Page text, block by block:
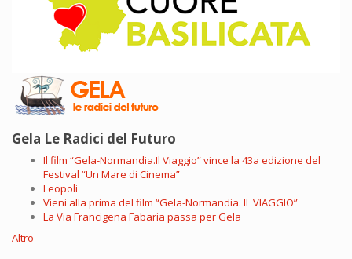
Gela Le Radici del Futuro
Il film “Gela-Normandia.Il Viaggio” vince la 43a edizione del
Festival “Un Mare di Cinema”
Leopoli
Vieni alla prima del film “Gela-Normandia. IL VIAGGIO”
La Via Francigena Fabaria passa per Gela
Altro